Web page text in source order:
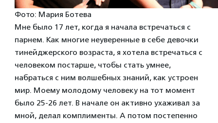
Фото: Мария Ботева
Мне было 17 лет, когда я начала встречаться с
парнем. Как многие неуверенные в себе девочки
тинейджерского возраста, я хотела встречаться с
человеком постарше, чтобы стать умнее,
набраться с ним волшебных знаний, как устроен
мир. Моему молодому человеку на тот момент
было 25-26 лет. В начале он активно ухаживал за
мной, делал комплименты. А потом постепенно